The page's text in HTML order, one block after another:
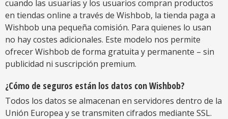
cuando las usuarias y los usuarios compran productos
en tiendas online a través de Wishbob, la tienda paga a
Wishbob una pequeña comisión. Para quienes lo usan
no hay costes adicionales. Este modelo nos permite
ofrecer Wishbob de forma gratuita y permanente – sin
publicidad ni suscripción premium.
¿Cómo de seguros están los datos con Wishbob?
Todos los datos se almacenan en servidores dentro de la
Unión Europea y se transmiten cifrados mediante SSL.